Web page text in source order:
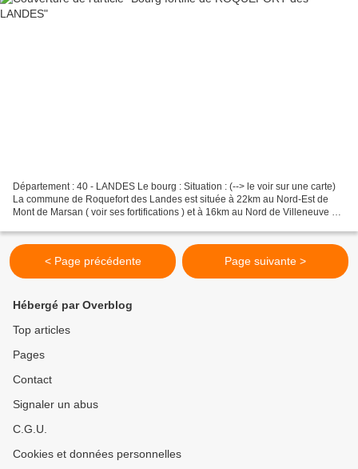
Département : 40 - LANDES Le bourg : Situation : (--> le voir sur une carte)
La commune de Roquefort des Landes est située à 22km au Nord-Est de
Mont de Marsan ( voir ses fortifications ) et à 16km au Nord de Villeneuve de
< Page précédente Page suivante >
Hébergé par Overblog
Top articles
Pages
Contact
Signaler un abus
C.G.U.
Cookies et données personnelles